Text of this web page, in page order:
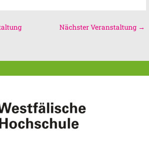
Nächster Veranstaltung →